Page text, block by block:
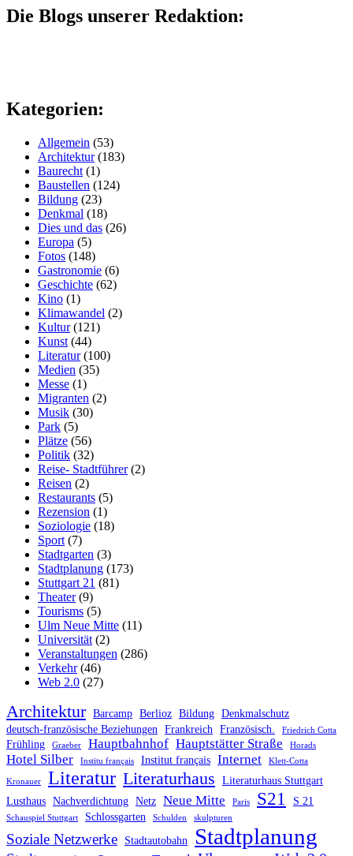
Die Blogs unserer Redaktion:
Kategorien:
Allgemein (53)
Architektur(183)
Baurecht (1)
Baustellen (124)
Bildung (23)
Denkmal (18)
Dies und das (26)
Europa (5)
Fotos (148)
Gastronomie (6)
Geschichte (62)
Kino (1)
Klimawandel (2)
Kultur(121)
Kunst (44)
Literatur(100)
Medien (35)
Messe (1)
Migranten (2)
Musik (30)
Park (5)
Plätze (56)
Politik (32)
Reise- Stadtführer(2)
Reisen (2)
Restaurants (5)
Rezension (1)
Soziologie (18)
Sport (7)
Stadtgarten (3)
Stadtplanung (173)
Stuttgart 21 (81)
Theater(9)
Tourisms (5)
Ulm Neue Mitte (11)
Universität (2)
Veranstaltungen (286)
Verkehr(46)
Web 2.0 (27)
Architektur Barcamp Berlioz Bildung Denkmalschutz
deutsch-französische Beziehungen Frankreich Französisch. Friedrich Cotta
Frühling Graeber Hauptbahnhof Hauptstätter Straße Horads
Hotel Silber Institu français Institut français Internet Klett-Cotta
Kronauer Literatur Literaturhaus
Literaturhaus Stuttgart
Lusthaus Nachverdichtung Netz Neue Mitte Paris S21 S 21
Schauspiel Stuttgart Schlossgarten Schulden skulpturen
Soziale Netzwerke Stadtautobahn Stadtplanung